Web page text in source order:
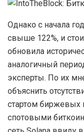
Однако с начала
свыше 122%, и
обновила
аналогичный
эксперты. По их
объяснить
стартом биржевых
спотовыми